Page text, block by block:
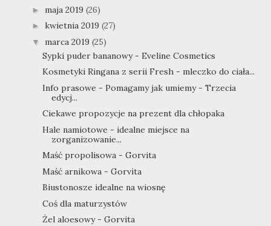
► maja 2019 (26)
► kwietnia 2019 (27)
▼ marca 2019 (25)
Sypki puder bananowy - Eveline Cosmetics
Kosmetyki Ringana z serii Fresh - mleczko do ciała...
Info prasowe - Pomagamy jak umiemy - Trzecia
edycj...
Ciekawe propozycje na prezent dla chłopaka
Hale namiotowe - idealne miejsce na
zorganizowanie...
Maść propolisowa - Gorvita
Maść arnikowa - Gorvita
Biustonosze idealne na wiosnę
Coś dla maturzystów
Żel aloesowy - Gorvita